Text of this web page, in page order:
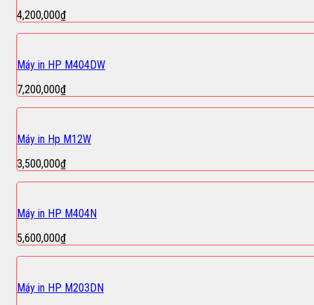
4,200,000₫
Máy in HP M404DW
7,200,000₫
Máy in Hp M12W
3,500,000₫
Máy in HP M404N
5,600,000₫
Máy in HP M203DN